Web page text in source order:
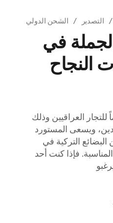
التصدير الشحن الدولي
في
النجاح
للتجار العراقيين وذلك
ويسعى المستورد
البضائع التركية في
فإذا كنت أحد